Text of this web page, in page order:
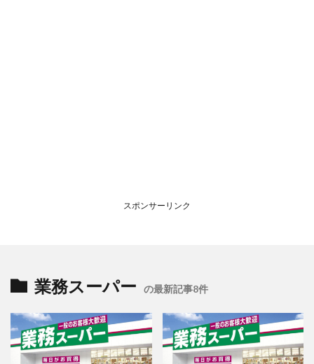
スポンサーリンク
業務スーパー の最新記事8件